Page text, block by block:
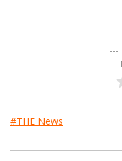
#THE News